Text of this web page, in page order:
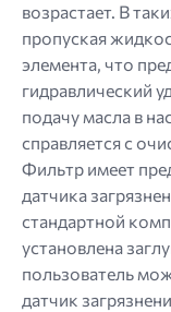
возрастает. В
пропуская
элемента, что
гидравлический
подачу масла в
справляется с
Фильтр имеет
датчика
стандартной
установлена
пользователь
датчик